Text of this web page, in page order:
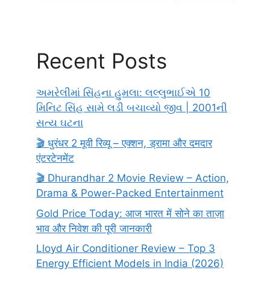
Recent Posts
અમરેલીમાં સિંહના હુમલા: લલ્લુભાઈએ 10
મિનિટ સિંહ સામે લડી બચાવ્યો જીવ | 2001ની
સત્ય ઘટના
🎬 धुरंधर 2 मूवी रिव्यू – एक्शन, ड्रामा और दमदार
एंटरटेनमेंट
🎬 Dhurandhar 2 Movie Review – Action,
Drama & Power-Packed Entertainment
Gold Price Today: आज भारत में सोने का ताज़ा
भाव और निवेश की पूरी जानकारी
Lloyd Air Conditioner Review – Top 3
Energy Efficient Models in India (2026)